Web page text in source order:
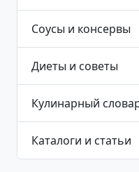
Соусы и консервы
Диеты и советы
Кулинарный
Каталоги и статьи